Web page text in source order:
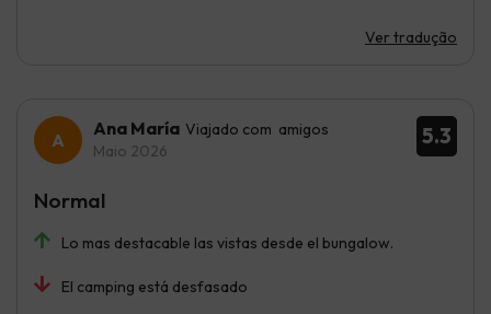
Ver tradução
5.3
Ana María Viajado com amigos
Maio 2026
Lo mas destacable las vistas desde el bungalow.
El camping está desfasado
Normal